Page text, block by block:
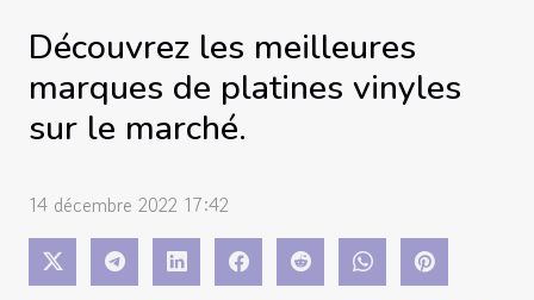
Découvrez les meilleures
marques de platines vinyles
sur le marché.
14 décembre 2022 17:42